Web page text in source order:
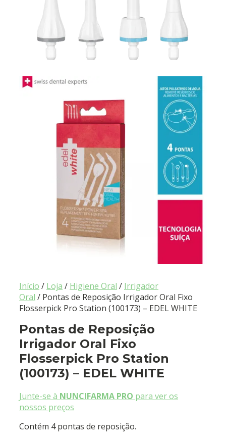
Início / Loja / Higiene Oral / Irrigador
Oral / Pontas de Reposição Irrigador Oral Fixo
Flosserpick Pro Station (100173) – EDEL WHITE
Pontas de Reposição
Irrigador Oral Fixo
Flosserpick Pro Station
(100173) – EDEL WHITE
Junte-se à NUNCIFARMA PRO para ver os
nossos preços
Contém 4 pontas de reposição.